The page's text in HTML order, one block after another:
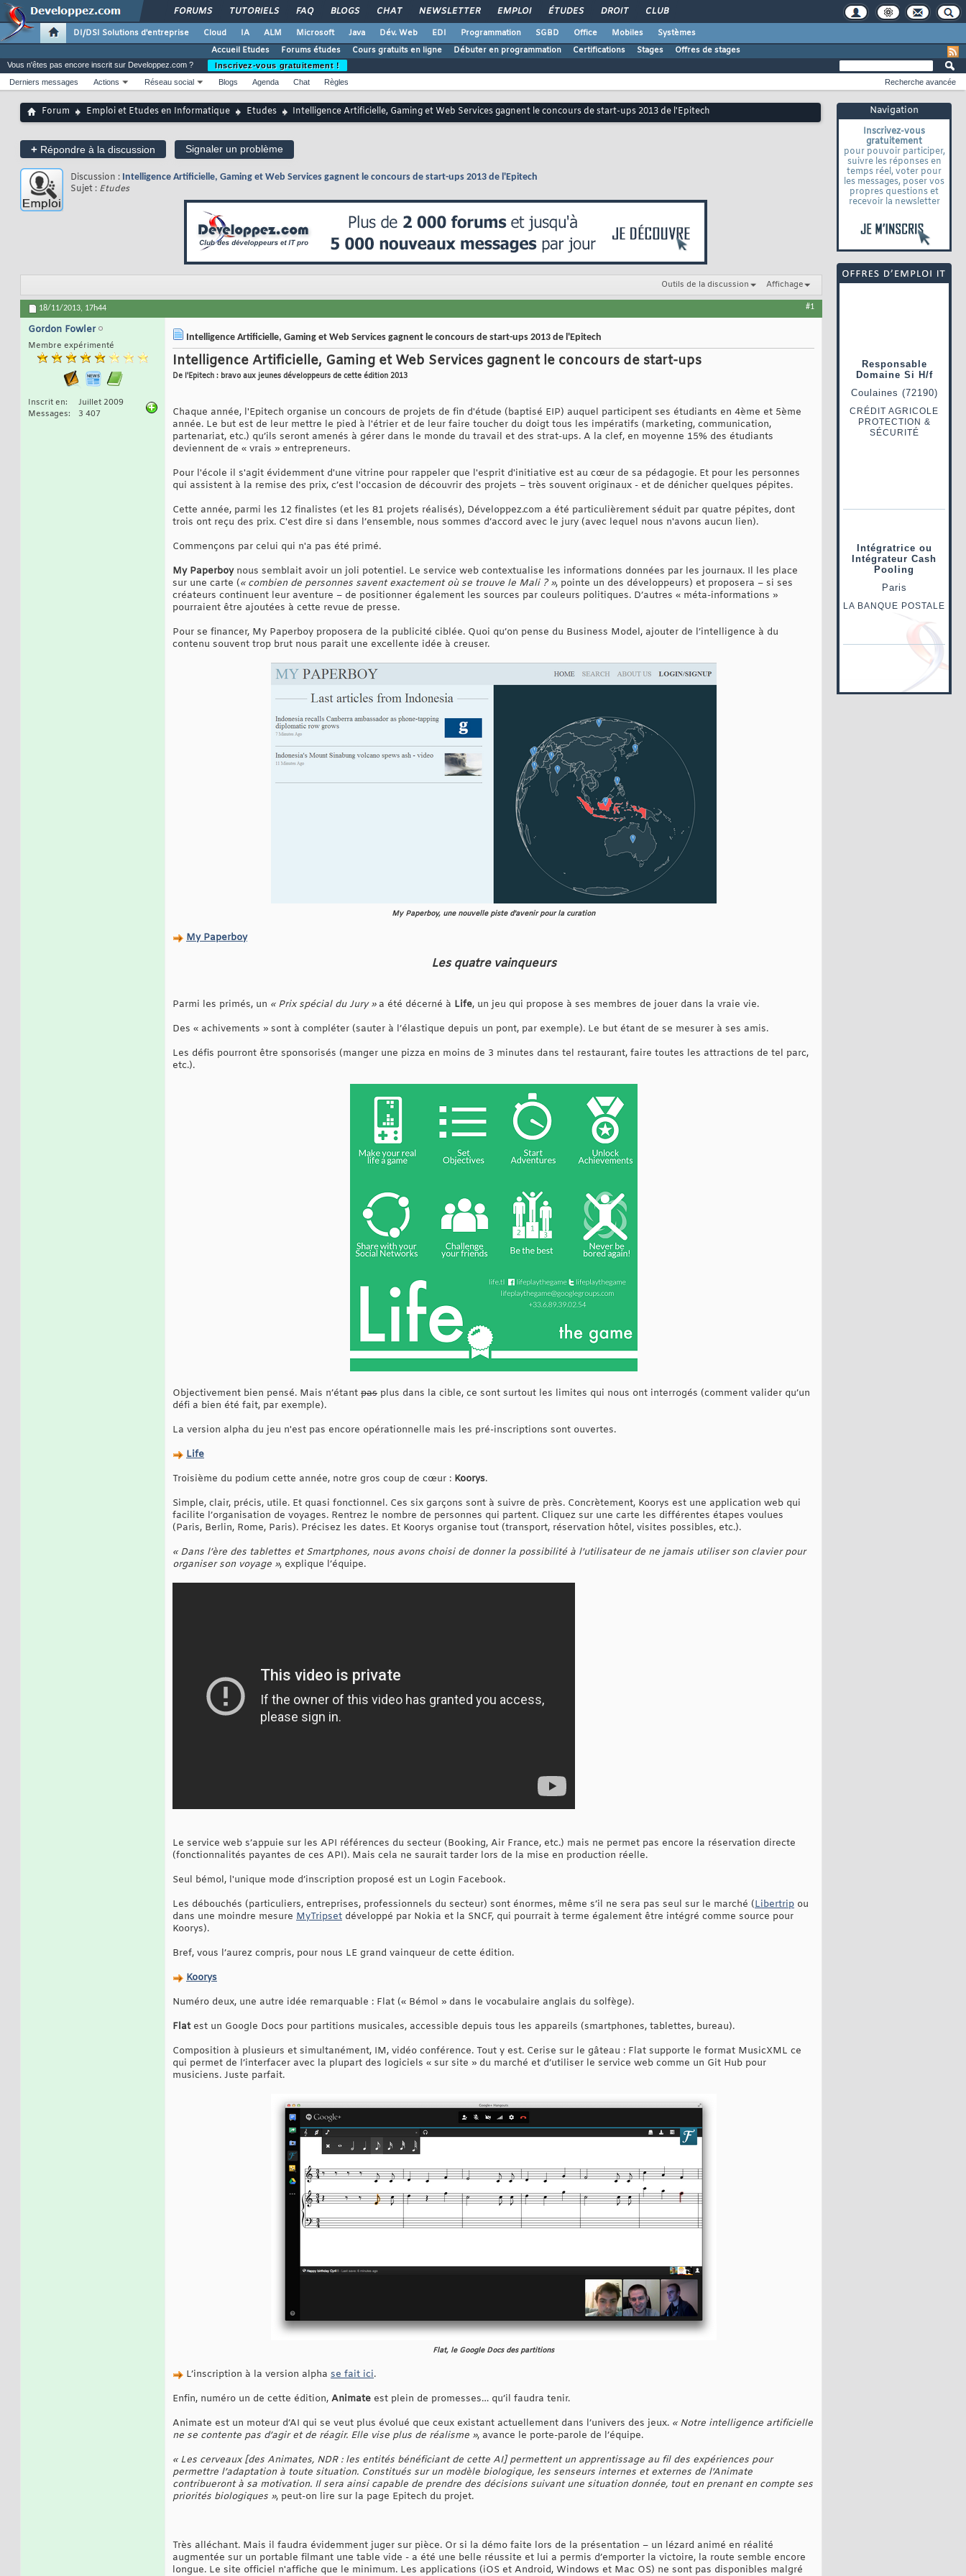
FORUMS TUTORIELS FAQ BLOGS CHAT NEWSLETTER EMPLOI ÉTUDES DROIT CLUB
DI/DSI Solutions d'entreprise Cloud IA ALM Microsoft Java Dév. Web EDI Programmation SGBD Office Mobiles
Systèmes
Accueil Etudes
Forums études Cours gratuits en ligne Débuter en programmation Certifications Stages Offres de stages
Navigation
Inscrivez-vous
gratuitement
pour pouvoir participer,
suivre les réponses en
temps réel, voter pour
les messages, poser vos
propres questions et
recevoir la newsletter
Vous n'êtes pas encore inscrit sur Developpez.com ?
Inscrivez-vous gratuitement !
Derniers messages
Actions Réseau social Blogs Agenda Chat Règles Recherche avancée
Forum Emploi et Etudes en Informatique Etudes Intelligence Artificielle, Gaming et Web Services gagnent le concours de start-ups 2013 de l'Epitech
+ Répondre à la discussion Signaler un problème
Discussion : Intelligence Artificielle, Gaming et Web Services gagnent le concours de start-ups 2013 de l'Epitech
Sujet : Etudes
Outils de la discussion Affichage
18/11/2013, 17h44 #1
Gordon Fowler
Membre expérimenté
Inscrit en
Juillet 2009
Messages
3 407
Intelligence Artificielle, Gaming et Web Services gagnent le concours de start-ups 2013 de l'Epitech
Intelligence Artificielle, Gaming et Web Services gagnent le concours de start-ups
De l'Epitech : bravo aux jeunes développeurs de cette édition 2013
Chaque année, l'Epitech organise un concours de projets de fin d'étude (baptisé EIP) auquel participent ses étudiants en 4ème et 5ème
année. Le but est de leur mettre le pied à l'étrier et de leur faire toucher du doigt tous les impératifs (marketing, communication,
partenariat, etc.) qu’ils seront amenés à gérer dans le monde du travail et des strat-ups. A la clef, en moyenne 15% des étudiants
deviennent de « vrais » entrepreneurs.
Pour l'école il s'agit évidemment d'une vitrine pour rappeler que l'esprit d'initiative est au cœur de sa pédagogie. Et pour les personnes
qui assistent à la remise des prix, c’est l'occasion de découvrir des projets – très souvent originaux - et de dénicher quelques pépites.
Cette année, parmi les 12 finalistes (et les 81 projets réalisés), Développez.com a été particulièrement séduit par quatre pépites, dont
trois ont reçu des prix. C'est dire si dans l’ensemble, nous sommes d’accord avec le jury (avec lequel nous n'avons aucun lien).
Commençons par celui qui n'a pas été primé.
My Paperboynous semblait avoir un joli potentiel. Le service web contextualise les informations données par les journaux. Il les place
sur une carte (« combien de personnes savent exactement où se trouve le Mali ? », pointe un des développeurs) et proposera – si ses
créateurs continuent leur aventure – de positionner également les sources par couleurs politiques. D’autres « méta-informations »
pourraient être ajoutées à cette revue de presse.
Pour se financer, My Paperboy proposera de la publicité ciblée. Quoi qu’on pense du Business Model, ajouter de l’intelligence à du
contenu souvent trop brut nous parait une excellente idée à creuser.
My Paperboy, une nouvelle piste d'avenir pour la curation
My Paperboy
Les quatre vainqueurs
Parmi les primés, un « Prix spécial du Jury »a été décerné à Life, un jeu qui propose à ses membres de jouer dans la vraie vie.
Des « achivements » sont à compléter (sauter à l’élastique depuis un pont, par exemple). Le but étant de se mesurer à ses amis.
Les défis pourront être sponsorisés (manger une pizza en moins de 3 minutes dans tel restaurant, faire toutes les attractions de tel parc,
etc.).
Objectivement bien pensé. Mais n’étant pas plus dans la cible, ce sont surtout les limites qui nous ont interrogés (comment valider qu’un
défi a bien été fait, par exemple).
La version alpha du jeu n'est pas encore opérationnelle mais les pré-inscriptions sont ouvertes.
Life
Troisième du podium cette année, notre gros coup de cœur : Koorys.
Simple, clair, précis, utile. Et quasi fonctionnel. Ces six garçons sont à suivre de près. Concrètement, Koorys est une application web qui
facilite l’organisation de voyages. Rentrez le nombre de personnes qui partent. Cliquez sur une carte les différentes étapes voulues
(Paris, Berlin, Rome, Paris). Précisez les dates. Et Koorys organise tout (transport, réservation hôtel, visites possibles, etc.).
« Dans l’ère des tablettes et Smartphones, nous avons choisi de donner la possibilité à l’utilisateur de ne jamais utiliser son clavier pour
organiser son voyage », explique l’équipe.
Le service web s’appuie sur les API références du secteur (Booking, Air France, etc.) mais ne permet pas encore la réservation directe
(fonctionnalités payantes de ces API). Mais cela ne saurait tarder lors de la mise en production réelle.
Seul bémol, l'unique mode d’inscription proposé est un Login Facebook.
Les débouchés (particuliers, entreprises, professionnels du secteur) sont énormes, même s’il ne sera pas seul sur le marché (Libertrip ou
dans une moindre mesure MyTripset développé par Nokia et la SNCF, qui pourrait à terme également être intégré comme source pour
Koorys).
Bref, vous l’aurez compris, pour nous LE grand vainqueur de cette édition.
Koorys
Numéro deux, une autre idée remarquable : Flat (« Bémol » dans le vocabulaire anglais du solfège).
Flatest un Google Docs pour partitions musicales, accessible depuis tous les appareils (smartphones, tablettes, bureau).
Composition à plusieurs et simultanément, IM, vidéo conférence. Tout y est. Cerise sur le gâteau : Flat supporte le format MusicXML ce
qui permet de l’interfacer avec la plupart des logiciels « sur site » du marché et d’utiliser le service web comme un Git Hub pour
musiciens. Juste parfait.
Flat, le Google Docs des partitions
L’inscription à la version alpha se fait ici.
Enfin, numéro un de cette édition, Animate est plein de promesses… qu’il faudra tenir.
Animate est un moteur d’AI qui se veut plus évolué que ceux existant actuellement dans l’univers des jeux. « Notre intelligence artificielle
ne se contente pas d’agir et de réagir. Elle vise plus de réalisme », avance le porte-parole de l’équipe.
« Les cerveaux [des Animates, NDR : les entités bénéficiant de cette AI] permettent un apprentissage au fil des expériences pour
permettre l’adaptation à toute situation. Constitués sur un modèle biologique, les senseurs internes et externes de l’Animate
contribueront à sa motivation. Il sera ainsi capable de prendre des décisions suivant une situation donnée, tout en prenant en compte ses
priorités biologiques », peut-on lire sur la page Epitech du projet.
Très alléchant. Mais il faudra évidemment juger sur pièce. Or si la démo faite lors de la présentation – un lézard animé en réalité
augmentée sur un portable filmant une table vide - a été une belle réussite et lui a permis d’emporter la victoire, la route semble encore
longue. Le site officiel n'affiche que le minimum. Les applications (iOS et Android, Windows et Mac OS) ne sont pas disponibles malgré